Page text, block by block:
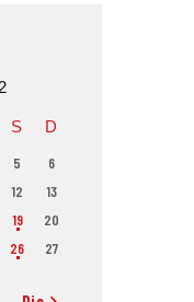
S D
5
6
12
13
19
20
26
27